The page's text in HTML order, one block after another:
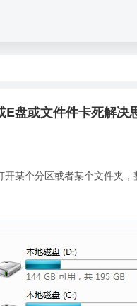
盘或文件件卡死解决
某个分区或者某个文件夹